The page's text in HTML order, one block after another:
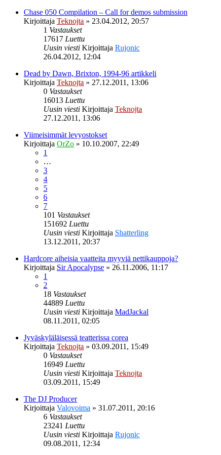
Chase 050 Compilation – Call for demos submission
Kirjoittaja Teknojta » 23.04.2012, 20:57
1 Vastaukset
17617 Luettu
Uusin viesti Kirjoittaja Rujonic
26.04.2012, 12:04
Dead by Dawn, Brixton, 1994-96 artikkeli
Kirjoittaja Teknojta » 27.12.2011, 13:06
0 Vastaukset
16013 Luettu
Uusin viesti Kirjoittaja Teknojta
27.12.2011, 13:06
Viimeisimmät levyostokset
Kirjoittaja OrZo » 10.10.2007, 22:49
1
…
3
4
5
6
7
101 Vastaukset
151692 Luettu
Uusin viesti Kirjoittaja Shatterling
13.12.2011, 20:37
Hardcore aiheisia vaatteita myyviä nettikauppoja?
Kirjoittaja Sir Apocalypse » 26.11.2006, 11:17
1
2
18 Vastaukset
44889 Luettu
Uusin viesti Kirjoittaja MadJackal
08.11.2011, 02:05
Jyväskyläläisessä teatterissa corea
Kirjoittaja Teknojta » 03.09.2011, 15:49
0 Vastaukset
16949 Luettu
Uusin viesti Kirjoittaja Teknojta
03.09.2011, 15:49
The DJ Producer
Kirjoittaja Valovoima » 31.07.2011, 20:16
6 Vastaukset
23241 Luettu
Uusin viesti Kirjoittaja Rujonic
09.08.2011, 12:34